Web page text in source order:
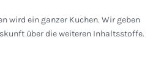
wird ein ganzer Kuchen. Wir geben
über die weiteren Inhaltsstoffe.